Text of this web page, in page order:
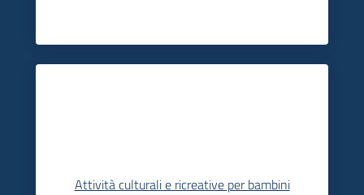
Attività culturali e ricreative per bambini